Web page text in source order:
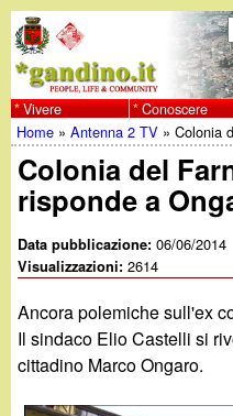
al
contenuto
principale
w
w
w
.
g
C
r
Vivere Conoscere
Tu
sei
qui
Home »Antenna 2 TV »Colonia
Colonia del
risponde a
Data pubblicazione:06/06/2014
Visualizzazioni:2614
Ancora polemiche sull'ex
Il sindaco Elio Castelli si
cittadino Marco Ongaro.